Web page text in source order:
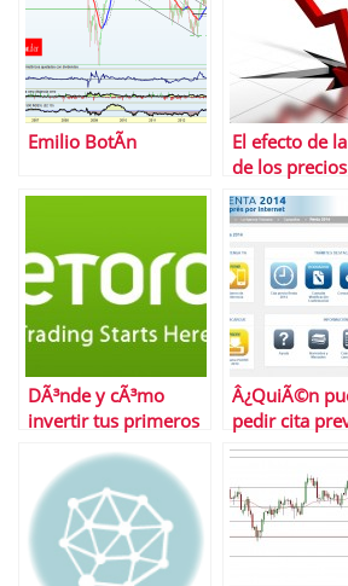
Emilio BotÃ­n
El efecto de
de los
la poblaciÃ³n
DÃ³nde y cÃ³mo
invertir tus primeros
Â¿QuiÃ©n
pedir cita
la